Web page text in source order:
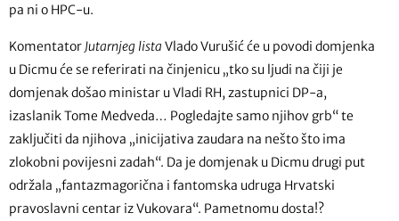
pa ni o HPC-u.
Komentator Jutarnjeg lista Vlado Vurušić će u povodi domjenka
u Dicmu će se referirati na činjenicu „tko su ljudi na čiji je
domjenak došao ministar u Vladi RH, zastupnici DP-a,
izaslanik Tome Medveda… Pogledajte samo njihov grb“ te
zaključiti da njihova „inicijativa zaudara na nešto što ima
zlokobni povijesni zadah“. Da je domjenak u Dicmu drugi put
održala „fantazmagorična i fantomska udruga Hrvatski
pravoslavni centar iz Vukovara“. Pametnomu dosta!?